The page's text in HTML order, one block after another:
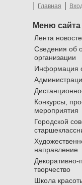
| Главная |
Меню сайта
Лента
Сведения об
организации
Информация
Конкурсы,
мероприятия
Городской
направление
Декоративно-
творчество
Школа